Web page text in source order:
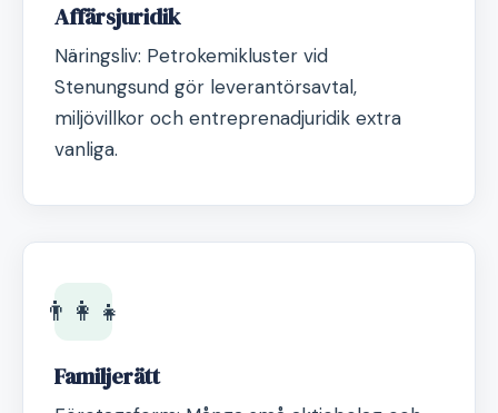
Affärsjuridik
Näringsliv: Petrokemikluster vid
Stenungsund gör leverantörsavtal,
miljövillkor och entreprenadjuridik extra
vanliga.
👨‍👩‍👧
Familjerätt